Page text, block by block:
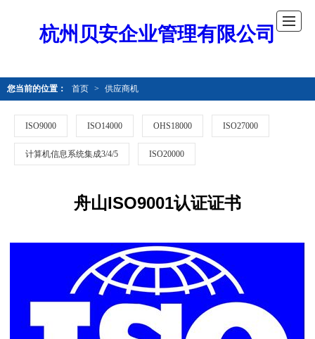
杭州贝安企业管理有限公司
您当前的位置： 首页 > 供应商机
ISO9000 ISO14000 OHS18000 ISO27000
计算机信息系统集成3/4/5 ISO20000
舟山ISO9001认证证书